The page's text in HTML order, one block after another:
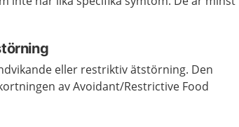
eller restriktiv ätstörning. Den
av Avoidant/Restrictive Food